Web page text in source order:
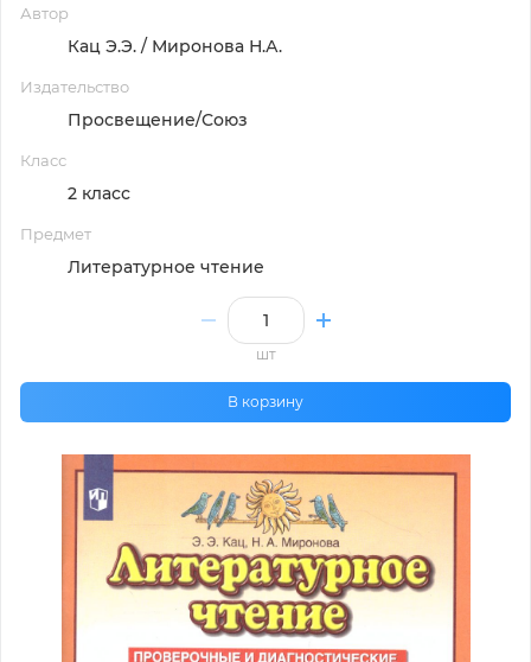
Автор
Кац Э.Э. / Миронова Н.А.
Издательство
Просвещение/Союз
Класс
2 класс
Предмет
Литературное чтение
шт
В корзину